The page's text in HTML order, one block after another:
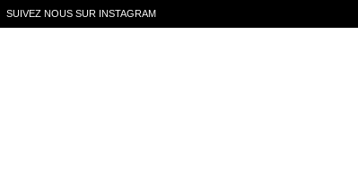
SUIVEZ NOUS SUR INSTAGRAM